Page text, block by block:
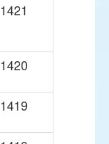
1421
1420
1419